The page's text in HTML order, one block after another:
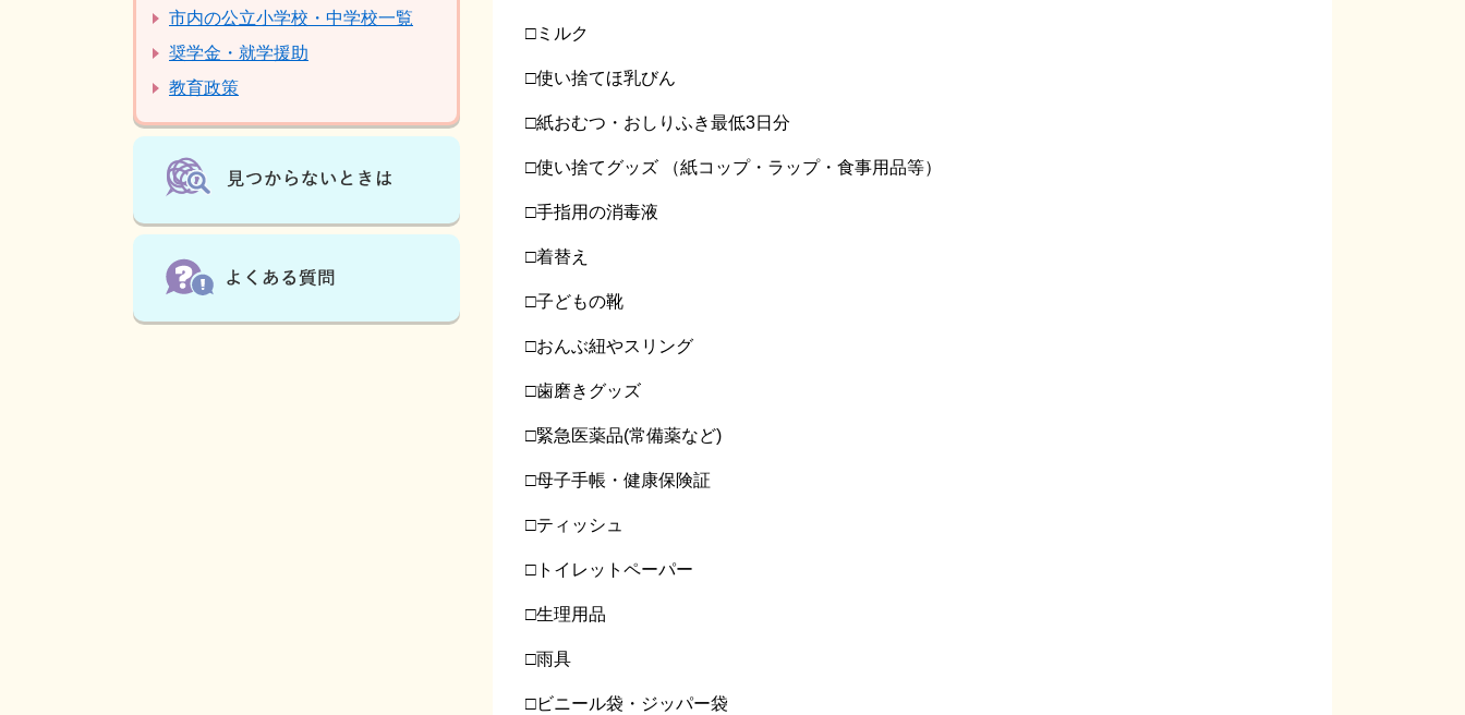
□ミルク
□使い捨てほ乳びん
□紙おむつ・おしりふき最低3日分
□使い捨てグッズ （紙コップ・ラップ・食事用品等）
□手指用の消毒液
□着替え
□子どもの靴
□おんぶ紐やスリング
□歯磨きグッズ
□緊急医薬品(常備薬など)
□母子手帳・健康保険証
□ティッシュ
□トイレットペーパー
□生理用品
□雨具
□ビニール袋・ジッパー袋
市内の公立小学校・中学校一覧
奨学金・就学援助
教育政策